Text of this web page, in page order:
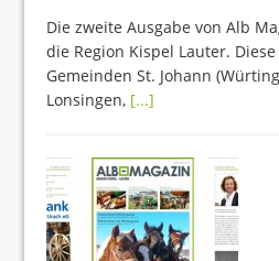
Die zweite Ausgabe von Alb
die Region Kispel Lauter.
Gemeinden St. Johann
Lonsingen, [...]